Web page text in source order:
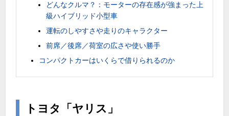
どんなクルマ？：モーターの存在感が強まった上
級ハイブリッド小型車
運転のしやすさや走りのキャラクター
前席／後席／荷室の広さや使い勝手
コンパクトカーはいくらで借りられるのか
トヨタ「ヤリス」